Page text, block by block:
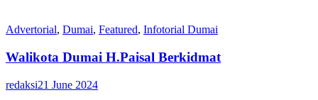
Advertorial, Dumai, Featured, Infotorial Dumai
Walikota Dumai H.Paisal Berkidmat
redaksi21 June 2024